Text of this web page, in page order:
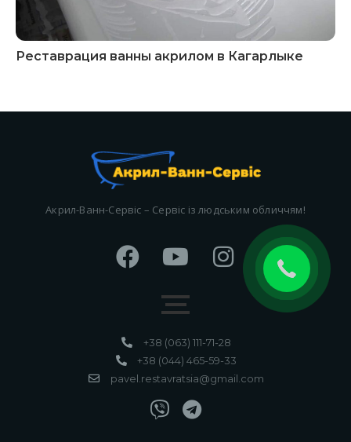
Реставрация ванны акрилом в Кагарлыке
Акрил-Ванн-Сервіс – Сервіс із людським обличчям!
+38 (063) 111-71-28
+38 (044) 465-59-33
pavel.restavratsia@gmail.com